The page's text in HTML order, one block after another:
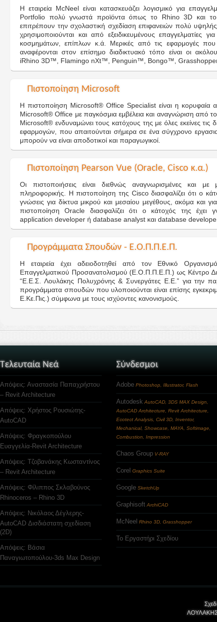
H εταιρεία McNeel είναι κατασκευάζει λογισμικό για
Portfolio πολύ γνωστά προϊόντα όπως το Rhino 3D και
επιτρέπουν την σχολαστική σχεδίαση επιφανειών πολύ
χρησιμοποιούνται και από εξειδικευμένους επαγγελματίες
κοσμημάτων, επίπλων κ.ά. Μερικές από τις εφαρμογές που
αναφέρονται στον επίσημο διαδικτυακό τόπο είναι οι
iRhino 3D™, Flamingo nXt™, Penguin™, Bongo™,
Πιστοποίηση Microsoft
Η πιστοποίηση Microsoft® Office Specialist είναι η κορυφαία
Microsoft® Office με παγκόσμια εμβέλεια και αναγνώριση από
Microsoft® ενδυναμώνει τους κατόχους της με όλες εκείνες τις
εφαρμογών, που απαιτούνται σήμερα σε ένα σύγχρονο
μπορούν να είναι αποδοτικοί και παραγωγικοί.
Πιστοποίηση Pearson Vue (Oracle, Cisco κ.α.)
Οι πιστοποιήσεις είναι διεθνώς αναγνωρισμένες και
πληροφορικής. Η πιστοποίηση της Cisco διασφαλίζει ότι ο
γνώσεις για δίκτυα μικρού και μεσαίου μεγέθους, ακόμα και
πιστοποίηση Oracle διασφαλίζει ότι ο κάτοχός της
application developer ή database analyst και database
Προγράμματα Σπουδών - Ε.Ο.Π.Π.Ε.Π.
Η εταιρεία έχει αδειοδοτηθεί από τον Εθνικό
Επαγγελματικού Προσανατολισμού (Ε.Ο.Π.Π.Ε.Π.) ως Κέντρο
“Ε.Ε.Σ. Λουλάκης Πολυχρόνης & Συνεργάτες Ε.Ε.” για την
προγράμματα σπουδών που υλοποιούνται είναι επίσης
Ε.Κε.Πις.) σύμφωνα με τους ισχύοντες κανονισμούς.
Τελευταία Νεά
Απόψεις: Αναστασία Παπαχρήστου
– Revit Architecture
Απόψεις: Χρήστος Ρουσιώτης-
AutoCAD
Απόψεις: Φραγκοπούλου
Ευαγγελία-Revit Architecture
Απόψεις: Τζοβανάκης Κωσταντίνος
– Revit Architecture
Απόψεις: Φίλιππος Σκλαβούνος
Rhinoceros – Rhino 3D
Απόψεις: Νικόλαος Δέγλερης-
AutoCAD Δισδιάστατη σχεδίαση
(2D)
Απόψεις: Βάσια
Παναγιωτοπούλου-3ds Max Design
Σύνδεσμοι
Adobe Photoshop, Illustrator, Flash
Autodesk AutoCAD, 3DS MAX Design,
AutoCAD Architecture, Revit Architecture,
Ecotect Analysis, Civil 3D, Inventor,
Mechanical, Showcase, MAYA, Softimage,
Combustion, Impression
Chaos Group V-RAY
Corel Graphics Suite
Google SketchUp
Graphisoft ArchiCAD
McNeel Rhino 3D, Grasshopper
Το Εργαστήρι Σχεδίου